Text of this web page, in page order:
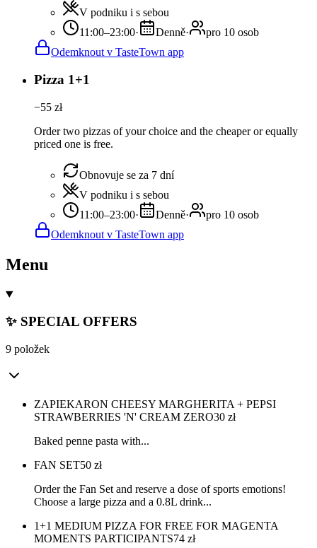
V podniku i s sebou
11:00–23:00· Denně·
pro 10 osob
Odemknout v TasteTown app
Pizza 1+1
−55 zł
Order two pizzas of your choice and the cheaper or equally
priced one is free.
Obnovuje se za 7 dní
V podniku i s sebou
11:00–23:00· Denně·
pro 10 osob
Odemknout v TasteTown app
Menu
✨ SPECIAL OFFERS
9 položek
ZAPIEKARON CHEESY MARGHERITA + PEPSI
STRAWBERRIES 'N' CREAM ZERO30 zł
Baked penne pasta with...
FAN SET50 zł
Order the Fan Set and reserve a dose of sports emotions!
Choose a large pizza and a 0.8L drink...
1+1 MEDIUM PIZZA FOR FREE FOR MAGENTA
MOMENTS PARTICIPANTS74 zł